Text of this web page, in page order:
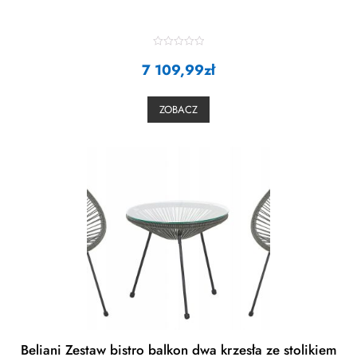
a
u
7 109,99zł
ZOBACZ
Beliani Zestaw bistro balkon dwa krzesła ze stolikiem